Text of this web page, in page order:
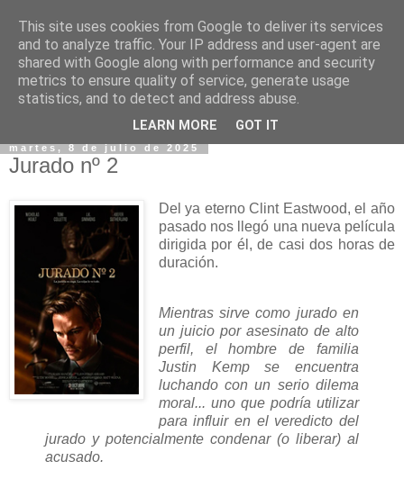
martes, 8 de julio de 2025
Jurado nº 2
Del ya eterno Clint Eastwood, el año
pasado nos llegó una nueva película
dirigida por él, de casi dos horas de
duración.
Mientras sirve como jurado en
un juicio por asesinato de alto
perfil, el hombre de familia
Justin Kemp se encuentra
luchando con un serio dilema
moral... uno que podría utilizar
para influir en el veredicto del
jurado y potencialmente condenar (o liberar) al
acusado.
This site uses cookies from Google to deliver its services
and to analyze traffic. Your IP address and user-agent are
shared with Google along with performance and security
metrics to ensure quality of service, generate usage
statistics, and to detect and address abuse.
LEARN MORE GOT IT